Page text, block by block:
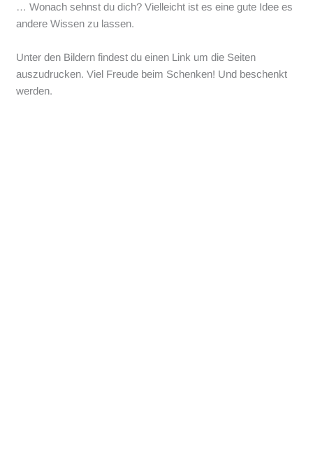
… Wonach sehnst du dich? Vielleicht ist es eine gute Idee es
andere Wissen zu lassen.
Unter den Bildern findest du einen Link um die Seiten
auszudrucken. Viel Freude beim Schenken! Und beschenkt
werden.